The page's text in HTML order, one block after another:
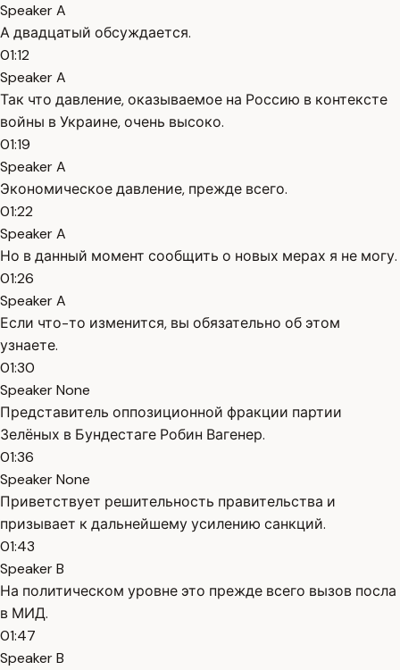
Speaker A
А двадцатый обсуждается.
01:12
Speaker A
Так что давление, оказываемое на Россию в контексте
войны в Украине, очень высоко.
01:19
Speaker A
Экономическое давление, прежде всего.
01:22
Speaker A
Но в данный момент сообщить о новых мерах я не могу.
01:26
Speaker A
Если что-то изменится, вы обязательно об этом
узнаете.
01:30
Speaker None
Представитель оппозиционной фракции партии
Зелёных в Бундестаге Робин Вагенер.
01:36
Speaker None
Приветствует решительность правительства и
призывает к дальнейшему усилению санкций.
01:43
Speaker B
На политическом уровне это прежде всего вызов посла
в МИД.
01:47
Speaker B